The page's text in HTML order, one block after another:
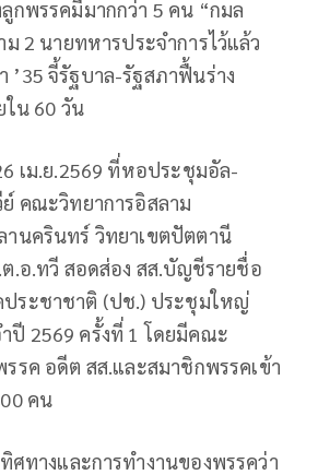
กพรรคมีมากกว่า 5 คน “กมล
ม 2 นายทหารประจำการไว้แล้ว
จี้รัฐบาล-รัฐสภาฟื้นร่าง
น 60 วัน
เม.ย.2569 ที่หอประชุมอัล-
คณะวิทยาการอิสลาม
านครินทร์ วิทยาเขตปัตตานี
.อ.ทวี สอดส่อง สส.บัญชีรายชื่อ
ระชาชาติ (ปช.) ประชุมใหญ่
ปี 2569 ครั้งที่ 1 โดยมีคณะ
รค อดีต สส.และสมาชิกพรรคเข้า
คน
ศทางและการทำงานของพรรคว่า